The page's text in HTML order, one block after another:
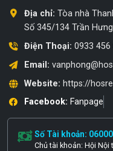
Địa chỉ: Tòa nhà
Số 345/134 Trần
Điện Thoại: 0933
Email:
Website: https://
Facebook: Fanpage
Số Tài khoản:
Chủ tài khoản: Hội Nội